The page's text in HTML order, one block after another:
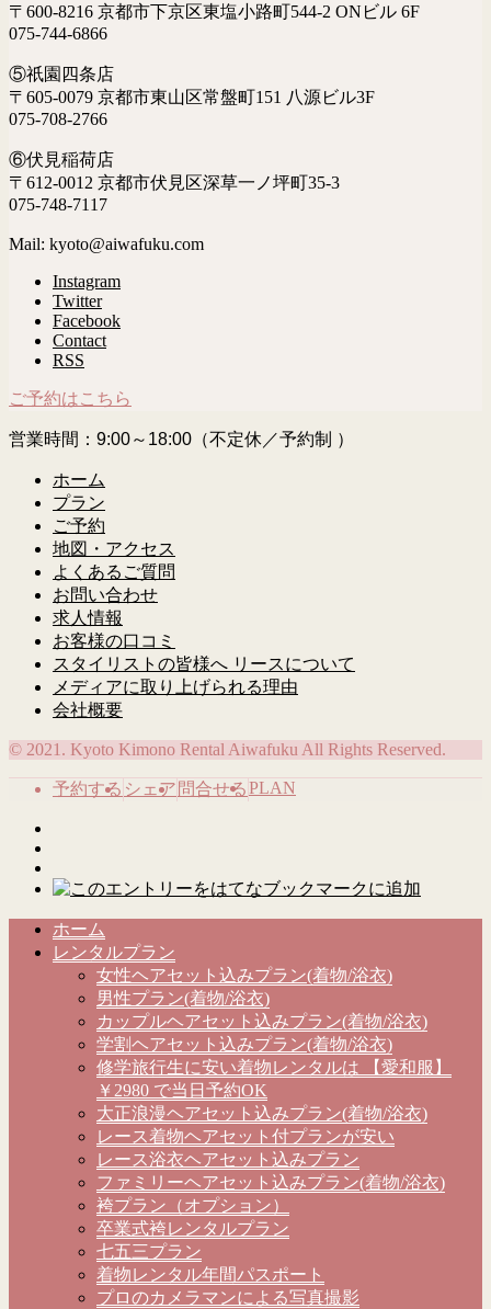
〒600-8216 京都市下京区東塩小路町544-2 ONビル 6F
075-744-6866
⑤祇園四条店
〒605-0079 京都市東山区常盤町151 八源ビル3F
075-708-2766
⑥伏見稲荷店
〒612-0012 京都市伏見区深草一ノ坪町35-3
075-748-7117
Mail: kyoto@aiwafuku.com
Instagram
Twitter
Facebook
Contact
RSS
ご予約はこちら
営業時間：9:00～18:00（不定休／予約制 ）
ホーム
プラン
ご予約
地図・アクセス
よくあるご質問
お問い合わせ
求人情報
お客様の口コミ
スタイリストの皆様へ リースについて
メディアに取り上げられる理由
会社概要
© 2021. Kyoto Kimono Rental Aiwafuku All Rights Reserved.
予約する シェア 問合せるPLAN
ホーム
レンタルプラン
女性ヘアセット込みプラン(着物/浴衣)
男性プラン(着物/浴衣)
カップルヘアセット込みプラン(着物/浴衣)
学割ヘアセット込みプラン(着物/浴衣)
修学旅行生に安い着物レンタルは 【愛和服】
￥2980 で当日予約OK
大正浪漫ヘアセット込みプラン(着物/浴衣)
レース着物ヘアセット付プランが安い
レース浴衣ヘアセット込みプラン
ファミリーヘアセット込みプラン(着物/浴衣)
袴プラン（オプション）
卒業式袴レンタルプラン
七五三プラン
着物レンタル年間パスポート
プロのカメラマンによる写真撮影